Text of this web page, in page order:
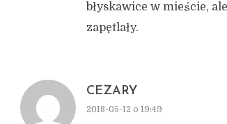
błyskawice w mieście,
zapętlały.
CEZARY
2018-05-12 o 19:49